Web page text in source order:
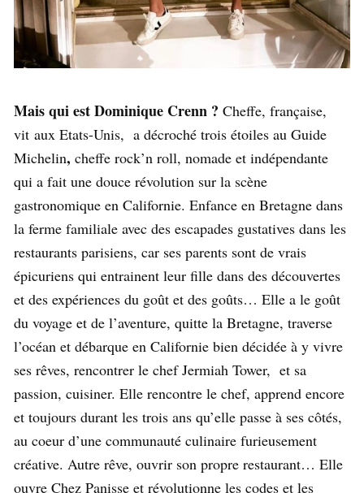
Mais qui est Dominique Crenn ? Cheffe, française,
vit aux Etats-Unis, a décroché trois étoiles au Guide
Michelin, cheffe rock’n roll, nomade et indépendante
qui a fait une douce révolution sur la scène
gastronomique en Californie. Enfance en Bretagne dans
la ferme familiale avec des escapades gustatives dans les
restaurants parisiens, car ses parents sont de vrais
épicuriens qui entrainent leur fille dans des découvertes
et des expériences du goût et des goûts… Elle a le goût
du voyage et de l’aventure, quitte la Bretagne, traverse
l’océan et débarque en Californie bien décidée à y vivre
ses rêves, rencontrer le chef Jermiah Tower, et sa
passion, cuisiner. Elle rencontre le chef, apprend encore
et toujours durant les trois ans qu’elle passe à ses côtés,
au coeur d’une communauté culinaire furieusement
créative. Autre rêve, ouvrir son propre restaurant… Elle
ouvre Chez Panisse et révolutionne les codes et les